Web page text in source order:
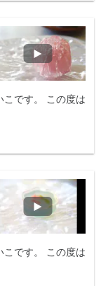
こです。 この度は
こです。 この度は